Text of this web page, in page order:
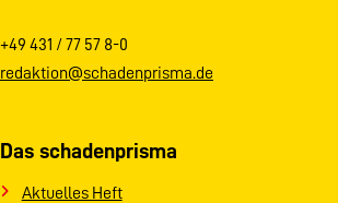
+49 431 / 77 57 8-0
redaktion@schadenprisma.de
Das schadenprisma
Aktuelles Heft